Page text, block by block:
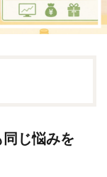
じ悩みを